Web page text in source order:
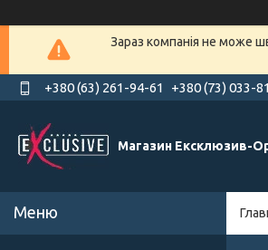
Зараз компанія не може
+380 (63) 261-94-61 +380 (73) 033-
Магазин Ексклюзив-